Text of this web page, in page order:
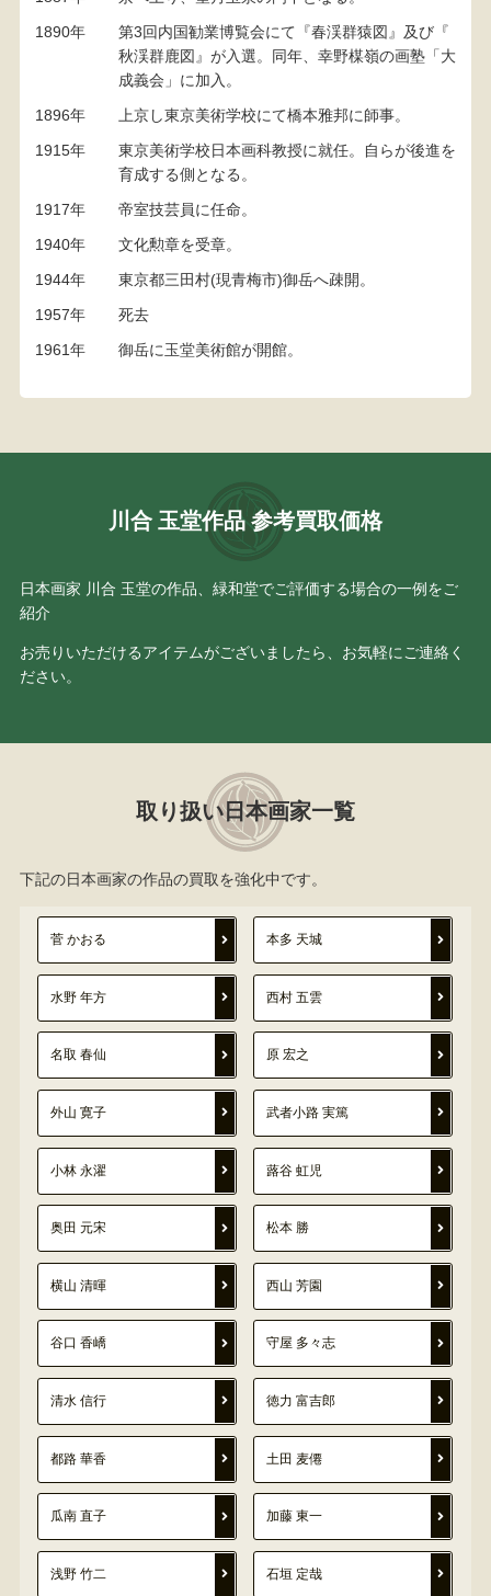
1890年
第3回内国勧業博覧会にて『春渓群猿図』及び『
秋渓群鹿図』が入選。同年、幸野楳嶺の画塾「大
成義会」に加入。
1896年
上京し東京美術学校にて橋本雅邦に師事。
1915年
東京美術学校日本画科教授に就任。自らが後進を
育成する側となる。
1917年
帝室技芸員に任命。
1940年
文化勲章を受章。
1944年
東京都三田村(現青梅市)御岳へ疎開。
1957年
死去
1961年
御岳に玉堂美術館が開館。
川合 玉堂作品 参考買取価格
日本画家 川合 玉堂の作品、緑和堂でご評価する場合の一例をご
紹介
お売りいただけるアイテムがございましたら、お気軽にご連絡く
ださい。
取り扱い日本画家一覧
下記の日本画家の作品の買取を強化中です。
菅 かおる 本多 天城
水野 年方 西村 五雲
名取 春仙 原 宏之
外山 寛子 武者小路 実篤
小林 永濯 蕗谷 虹児
奥田 元宋 松本 勝
横山 清暉 西山 芳園
谷口 香嶠 守屋 多々志
清水 信行 徳力 富吉郎
都路 華香 土田 麦僊
瓜南 直子 加藤 東一
浅野 竹二 石垣 定哉